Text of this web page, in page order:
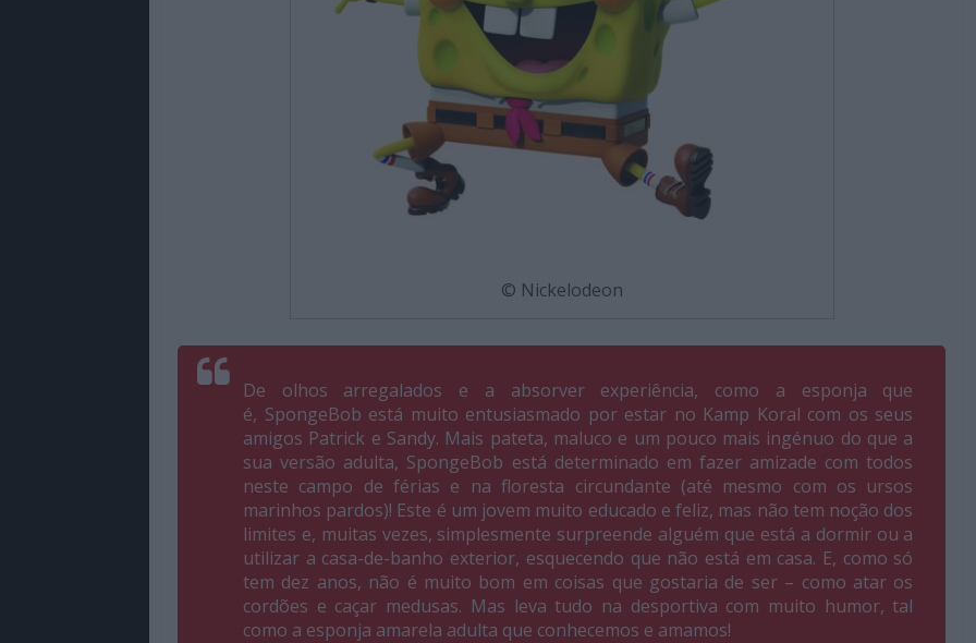
© Nickelodeon
De olhos arregalados e a absorver experiência, como a esponja que
é, SpongeBob está muito entusiasmado por estar no Kamp Koral com os seus
amigos Patrick e Sandy. Mais pateta, maluco e um pouco mais ingénuo do que a
sua versão adulta, SpongeBob está determinado em fazer amizade com todos
neste campo de férias e na floresta circundante (até mesmo com os ursos
marinhos pardos)! Este é um jovem muito educado e feliz, mas não tem noção dos
limites e, muitas vezes, simplesmente surpreende alguém que está a dormir ou a
utilizar a casa-de-banho exterior, esquecendo que não está em casa. E, como só
tem dez anos, não é muito bom em coisas que gostaria de ser – como atar os
cordões e caçar medusas. Mas leva tudo na desportiva com muito humor, tal
como a esponja amarela adulta que conhecemos e amamos!